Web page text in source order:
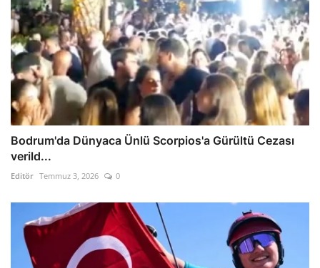
Bodrum'da Dünyaca Ünlü Scorpios'a Gürültü Cezası
verild...
Editör Temmuz 3, 2026 0